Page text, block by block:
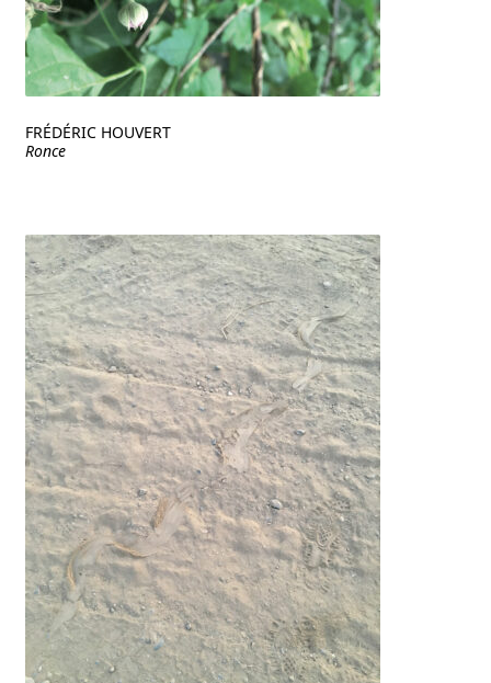
FRÉDÉRIC HOUVERT
Ronce